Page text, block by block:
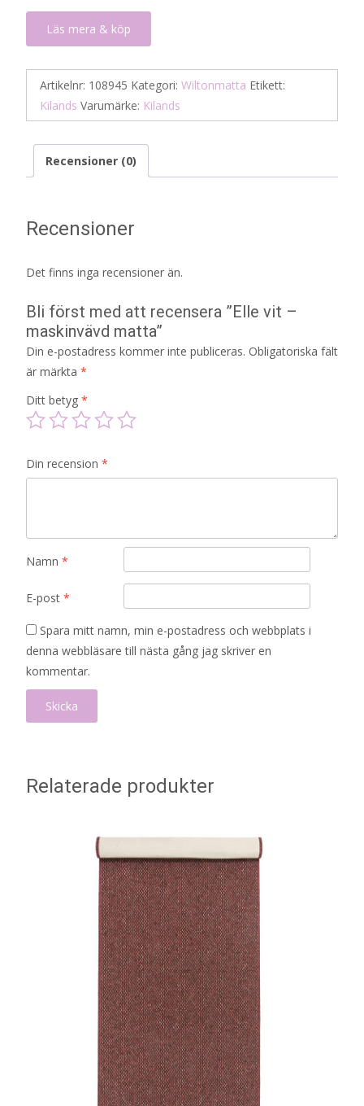
Läs mera & köp
Artikelnr: 108945 Kategori: Wiltonmatta Etikett:
Kilands Varumärke: Kilands
Recensioner (0)
Recensioner
Det finns inga recensioner än.
Bli först med att recensera ”Elle vit –
maskinvävd matta”
Din e-postadress kommer inte publiceras. Obligatoriska fält
är märkta *
Ditt betyg *
Din recension *
Namn *
E-post *
Spara mitt namn, min e-postadress och webbplats i
denna webbläsare till nästa gång jag skriver en
kommentar.
Relaterade produkter